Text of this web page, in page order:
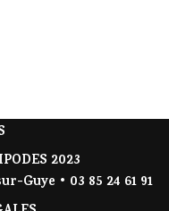
2023
Guye • 03 85 24 61 91